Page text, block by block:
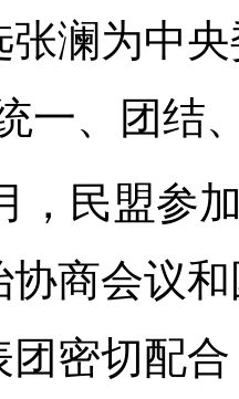
张澜为中
一、团结
，民盟参
协商会议
团密切配